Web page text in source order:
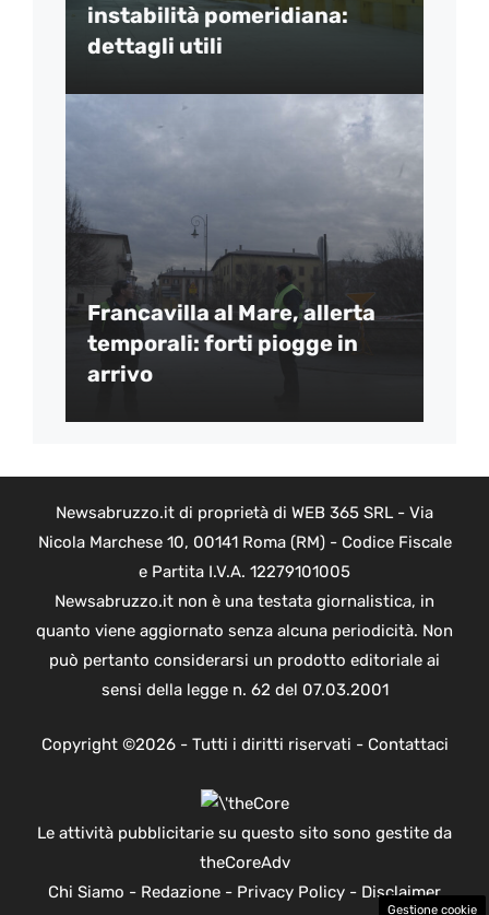
instabilità pomeridiana:
dettagli utili
Francavilla al Mare, allerta
temporali: forti piogge in
arrivo
Newsabruzzo.it di proprietà di WEB 365 SRL - Via
Nicola Marchese 10, 00141 Roma (RM) - Codice Fiscale
e Partita I.V.A. 12279101005
Newsabruzzo.it non è una testata giornalistica, in
quanto viene aggiornato senza alcuna periodicità. Non
può pertanto considerarsi un prodotto editoriale ai
sensi della legge n. 62 del 07.03.2001
Copyright ©2026 - Tutti i diritti riservati - Contattaci
Le attività pubblicitarie su questo sito sono gestite da
theCoreAdv
Chi Siamo - Redazione - Privacy Policy - Disclaimer
Gestione cookie